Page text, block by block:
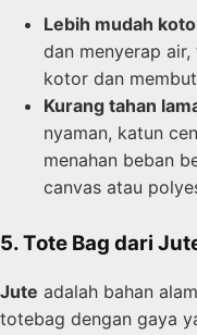
Lebih mudah
dan menyerap
kotor dan
Kurang tahan
nyaman, katun
menahan beban
canvas atau
5. Tote Bag dari
Jute adalah bahan
totebag dengan gaya